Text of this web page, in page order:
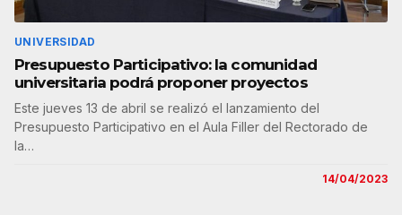
UNIVERSIDAD
Presupuesto Participativo: la comunidad
universitaria podrá proponer proyectos
Este jueves 13 de abril se realizó el lanzamiento del
Presupuesto Participativo en el Aula Filler del Rectorado de
la…
14/04/2023